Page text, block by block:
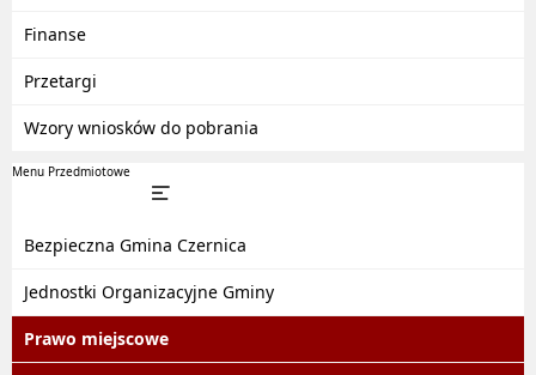
Finanse
Przetargi
Wzory wniosków do pobrania
Menu Przedmiotowe
Bezpieczna Gmina Czernica
Jednostki Organizacyjne Gminy
Prawo miejscowe